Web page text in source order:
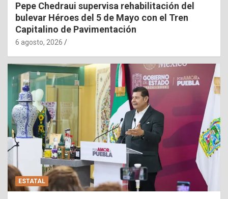
Pepe Chedraui supervisa rehabilitación del
bulevar Héroes del 5 de Mayo con el Tren
Capitalino de Pavimentación
6 agosto, 2026
ESTATAL